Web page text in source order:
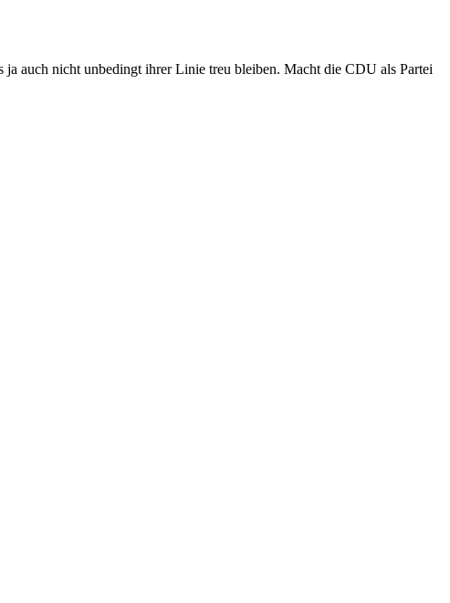
auch nicht unbedingt ihrer Linie treu bleiben. Macht die CDU als Partei